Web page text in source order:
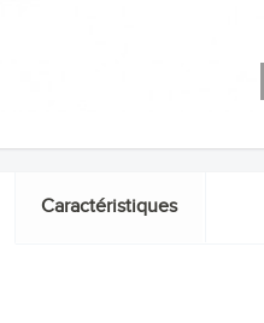
Caractéristiques